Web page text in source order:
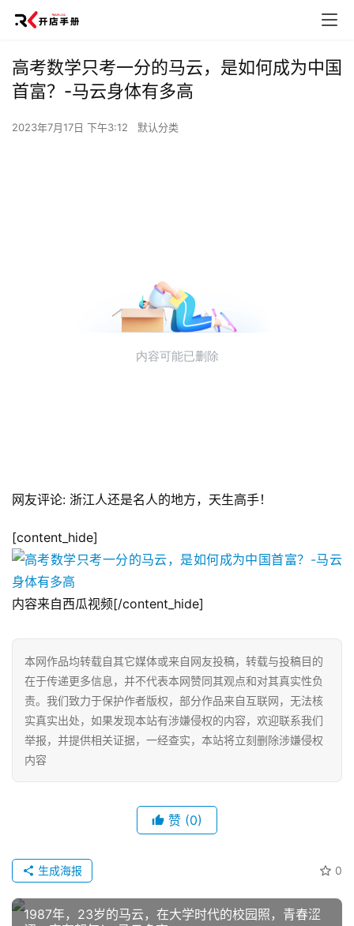
网
运
高考数学只考一分的马云，是如何成为中国
首富？-马云身体有多高
2023年7月17日 下午3:12 默认分类
网友评论: 浙江人还是名人的地方，天生高手！
[content_hide]
内容来自西瓜视频[/content_hide]
本网作品均转载自其它媒体或来自网友投稿，转载与投稿目的
在于传递更多信息，并不代表本网赞同其观点和对其真实性负
责。我们致力于保护作者版权，部分作品来自互联网，无法核
实真实出处，如果发现本站有涉嫌侵权的内容，欢迎联系我们
举报，并提供相关证据，一经查实，本站将立刻删除涉嫌侵权
内容
赞 (0)
0
生成海报
1987年，23岁的马云，在大学时代的校园照，青春涩